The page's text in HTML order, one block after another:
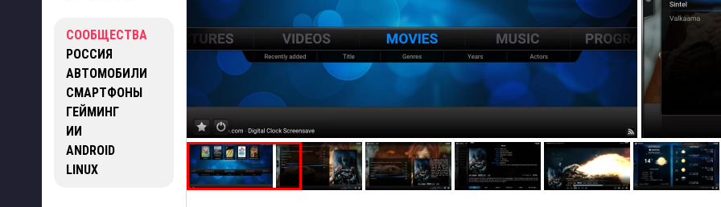
СООБЩЕСТВА
РОССИЯ
АВТОМОБИЛИ
СМАРТФОНЫ
ГЕЙМИНГ
ИИ
ANDROID
LINUX